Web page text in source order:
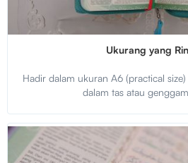
Ukurang yang
Hadir dalam ukuran A6 (practical
dalam tas atau